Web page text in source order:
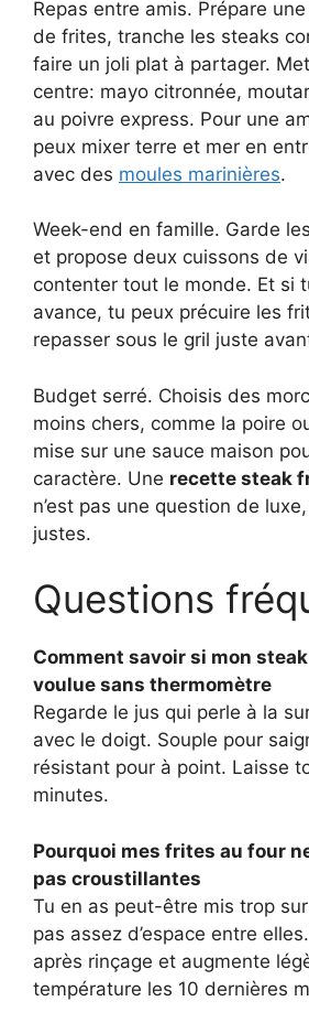
Repas entre amis. Prépare
de frites, tranche les steaks
faire un joli plat à partager.
centre: mayo citronnée,
au poivre express. Pour une
peux mixer terre et mer en
avec des moules marinières.
Week-end en famille. Garde
et propose deux cuissons de
contenter tout le monde. Et si
avance, tu peux précuire les
repasser sous le gril juste
Budget serré. Choisis des
moins chers, comme la poire
mise sur une sauce maison
caractère. Une recette steak
n’est pas une question de
justes.
Questions
Comment savoir si mon
voulue sans thermomètre
Regarde le jus qui perle à la
avec le doigt. Souple pour
résistant pour à point. Laisse
minutes.
Pourquoi mes frites au four
pas croustillantes
Tu en as peut-être mis trop
pas assez d’espace entre
après rinçage et augmente
température les 10 dernières